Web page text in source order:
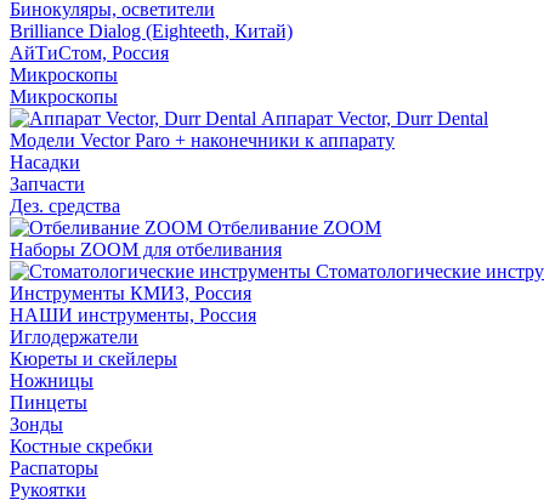
Бинокуляры, осветители
Brilliance Dialog (Eighteeth, Китай)
АйТиСтом, Россия
Микроскопы
Микроскопы
Аппарат Vector, Durr Dental
Модели Vector Paro + наконечники к аппарату
Насадки
Запчасти
Дез. средства
Отбеливание ZOOM
Наборы ZOOM для отбеливания
Стоматологические
Инструменты КМИЗ, Россия
НАШИ инструменты, Россия
Иглодержатели
Кюреты и скейлеры
Ножницы
Пинцеты
Зонды
Костные скребки
Распаторы
Рукоятки